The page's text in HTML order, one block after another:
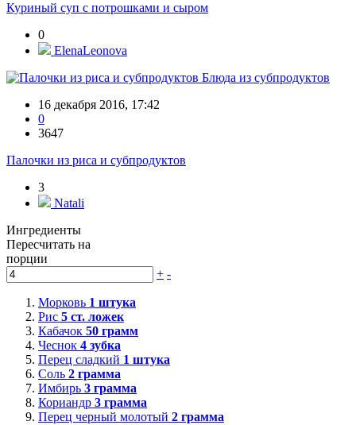
Куриный суп с потрошками и сыром
0
ElenaLeonova
Блюда из субпродуктов
16 декабря 2016, 17:42
0
3647
Палочки из риса и субпродуктов
3
Natali
Ингредиенты
Пересчитать на
порции
+ -
Морковь 1 штука
Рис 5 ст. ложек
Кабачок 50 грамм
Чеснок 4 зубка
Перец сладкий 1 штука
Соль 2 грамма
Имбирь 3 грамма
Кориандр 3 грамма
Перец черный молотый 2 грамма